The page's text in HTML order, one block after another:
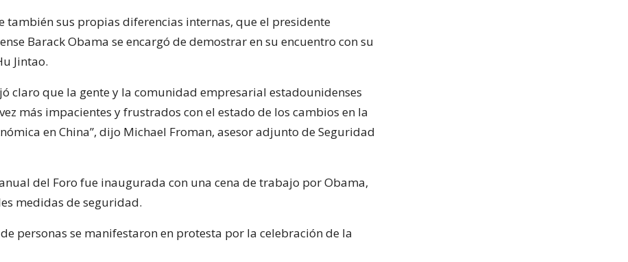
también sus propias diferencias internas, que el presidente
Barack Obama se encargó de demostrar en su encuentro con su
Jintao.
claro que la gente y la comunidad empresarial estadounidenses
más impacientes y frustrados con el estado de los cambios en la
en China”, dijo Michael Froman, asesor adjunto de Seguridad
del Foro fue inaugurada con una cena de trabajo por Obama,
medidas de seguridad.
personas se manifestaron en protesta por la celebración de la